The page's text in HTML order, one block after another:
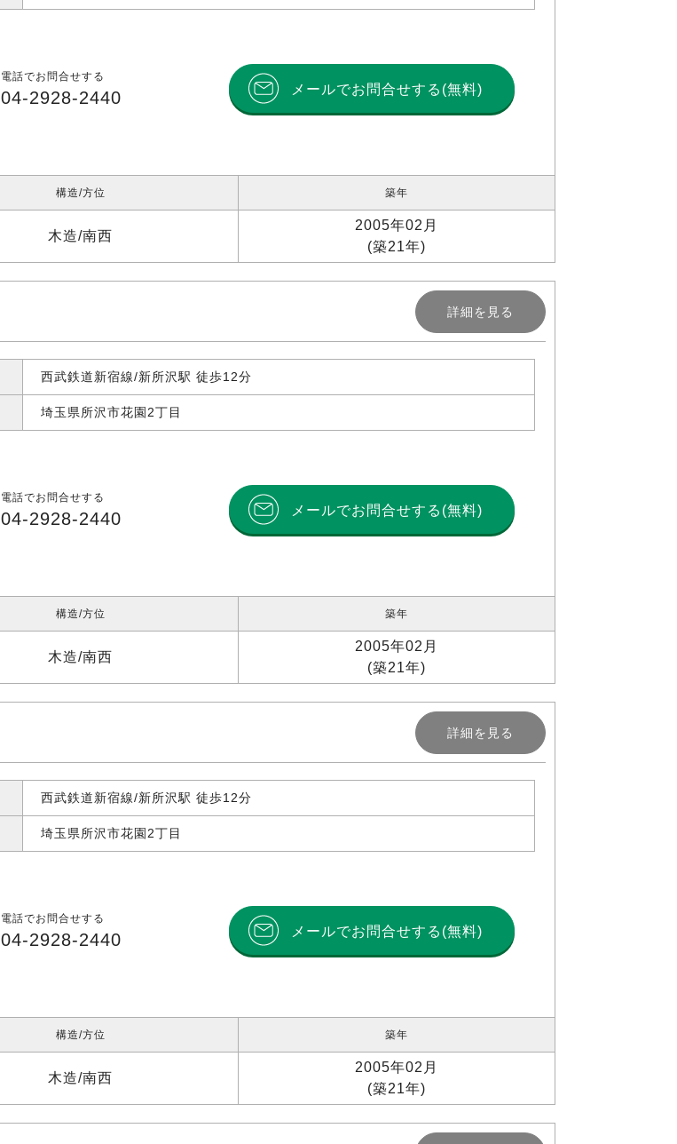
電話でお問合せする
04-2928-2440 メールでお問合せする(無料)
構造 方位
木造 南西
築年
2005年02月
(築21年)
詳細を見る
西武鉄道新宿線/新所沢駅 徒歩12分
埼玉県所沢市花園 2丁目
電話でお問合せする
04-2928-2440 メールでお問合せする(無料)
構造 方位
木造 南西
築年
2005年02月
(築21年)
詳細を見る
西武鉄道新宿線/新所沢駅 徒歩12分
埼玉県所沢市花園 2丁目
電話でお問合せする
04-2928-2440 メールでお問合せする(無料)
構造 方位
木造 南西
築年
2005年02月
(築21年)